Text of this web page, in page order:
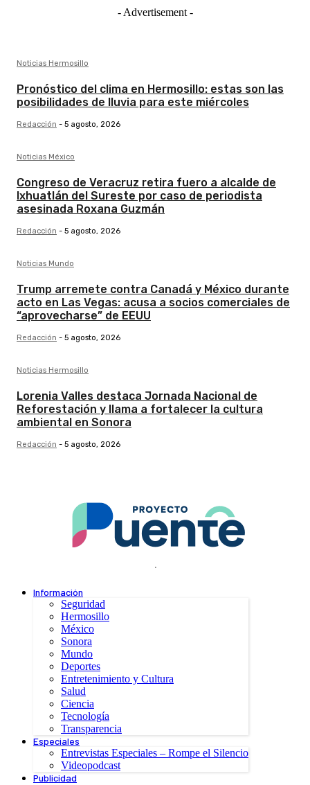
- Advertisement -
Noticias Hermosillo
Pronóstico del clima en Hermosillo: estas son las
posibilidades de lluvia para este miércoles
Redacción - 5 agosto, 2026
Noticias México
Congreso de Veracruz retira fuero a alcalde de
Ixhuatlán del Sureste por caso de periodista
asesinada Roxana Guzmán
Redacción - 5 agosto, 2026
Noticias Mundo
Trump arremete contra Canadá y México durante
acto en Las Vegas: acusa a socios comerciales de
“aprovecharse” de EEUU
Redacción - 5 agosto, 2026
Noticias Hermosillo
Lorenia Valles destaca Jornada Nacional de
Reforestación y llama a fortalecer la cultura
ambiental en Sonora
Redacción - 5 agosto, 2026
.
Información
Seguridad
Hermosillo
México
Sonora
Mundo
Deportes
Entretenimiento y Cultura
Salud
Ciencia
Tecnología
Transparencia
Especiales
Entrevistas Especiales – Rompe el Silencio
Videopodcast
Publicidad